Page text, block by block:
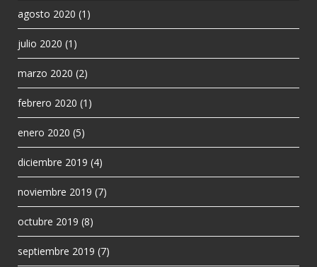
agosto 2020 (1)
julio 2020 (1)
marzo 2020 (2)
febrero 2020 (1)
enero 2020 (5)
diciembre 2019 (4)
noviembre 2019 (7)
octubre 2019 (8)
septiembre 2019 (7)